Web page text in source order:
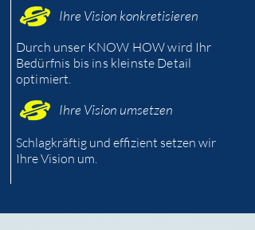
Ihre Vision konkretisieren
Durch unser KNOW HOW wird Ihr
Bedürfnis bis ins kleinste Detail
optimiert.
Ihre Vision umsetzen
Schlagkräftig und effizient setzen wir
Ihre Vision um.